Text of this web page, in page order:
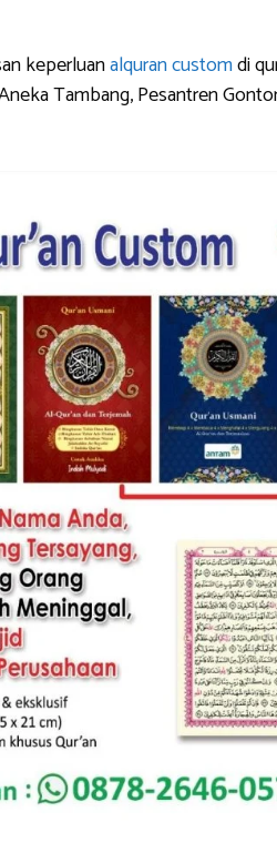
keperluanalquran customdi
Tambang, Pesantren